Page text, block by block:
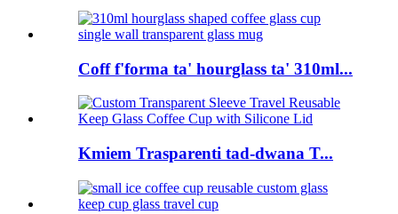
Coff f'forma ta' hourglass ta' 310ml...
Kmiem Trasparenti tad-dwana T...